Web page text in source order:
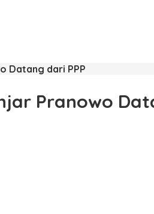
Datang dari PPP
Pranowo